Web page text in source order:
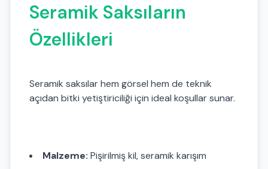
Seramik Saksıların
Özellikleri
Seramik saksılar hem görsel hem de teknik
açıdan bitki yetiştiriciliği için ideal koşullar sunar.
Malzeme: Pişirilmiş kil, seramik karışım